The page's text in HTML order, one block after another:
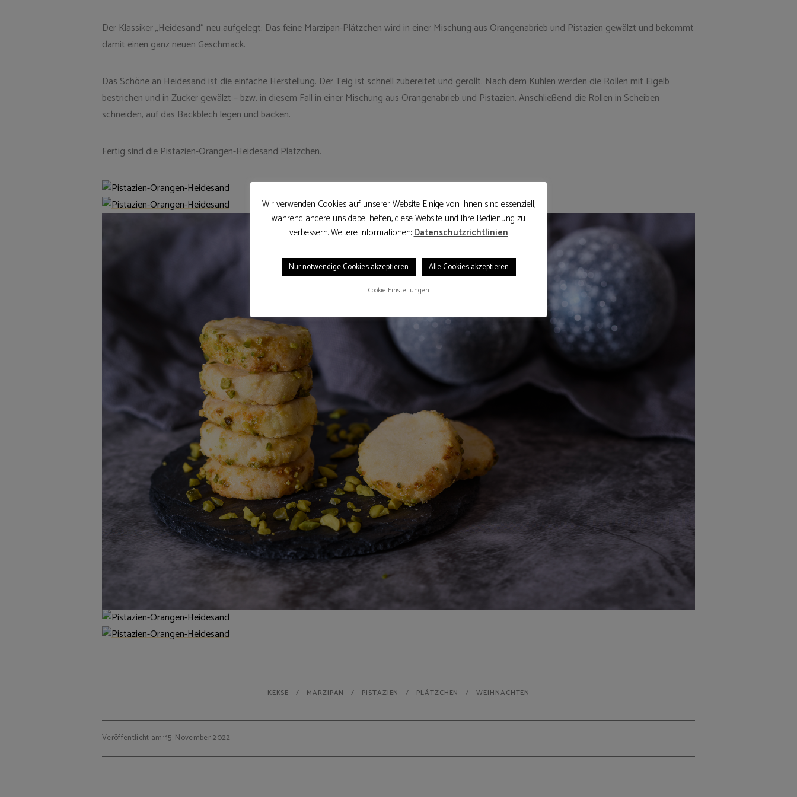
Der Klassiker „Heidesand“ neu aufgelegt: Das feine Marzipan-Plätzchen wird in einer Mischung aus Orangenabrieb und Pistazien gewälzt und bekommt
damit einen ganz neuen Geschmack.
Das Schöne an Heidesand ist die einfache Herstellung. Der Teig ist schnell zubereitet und gerollt. Nach dem Kühlen werden die Rollen mit Eigelb
bestrichen und in Zucker gewälzt – bzw. in diesem Fall in einer Mischung aus Orangenabrieb und Pistazien. Anschließend die Rollen in Scheiben
schneiden, auf das Backblech legen und backen.
Fertig sind die Pistazien-Orangen-Heidesand Plätzchen.
KEKSE MARZIPAN PISTAZIEN PLÄTZCHEN WEIHNACHTEN
Veröffentlicht am: 15. November 2022
Wir verwenden Cookies auf unserer Website. Einige von ihnen sind essenziell,
während andere uns dabei helfen, diese Website und Ihre Bedienung zu
verbessern. Weitere Informationen:Datenschutzrichtlinien
Nur notwendige Cookies akzeptieren Alle Cookies akzeptieren
Cookie Einstellungen